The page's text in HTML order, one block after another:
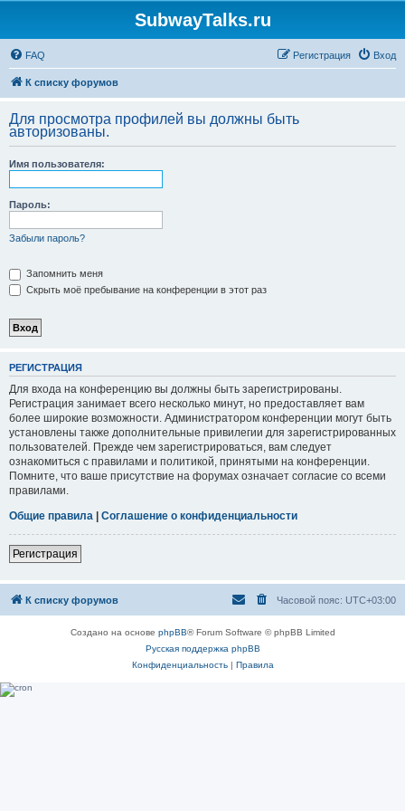
SubwayTalks.ru
FAQ Вход
Регистрация
К списку форумов
Для просмотра профилей вы должны быть
авторизованы.
Имя пользователя:
Пароль:
Забыли пароль?
Запомнить меня
Скрыть моё пребывание на конференции в этот раз
РЕГИСТРАЦИЯ
Для входа на конференцию вы должны быть зарегистрированы.
Регистрация занимает всего несколько минут, но предоставляет вам
более широкие возможности. Администратором конференции могут быть
установлены также дополнительные привилегии для зарегистрированных
пользователей. Прежде чем зарегистрироваться, вам следует
ознакомиться с правилами и политикой, принятыми на конференции.
Помните, что ваше присутствие на форумах означает согласие со всеми
правилами.
Общие правила | Соглашение о конфиденциальности
Регистрация
К списку форумов Часовой пояс: UTC+03:00
Создано на основе phpBB® Forum Software © phpBB Limited
Русская поддержка phpBB
Конфиденциальность| Правила